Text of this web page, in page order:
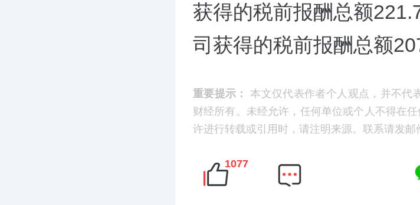
获得的税前报酬总额
司获得的税前报酬总额
重要提示：
本文仅代表作者个人观点，并不代
财经所有。未经允许，任何单位或个人不得在
许进行转载或引用时，请注明来源。联系请发
1077